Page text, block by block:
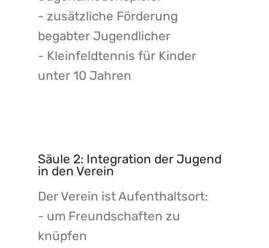
- zusätzliche Förderung
begabter Jugendlicher
- Kleinfeldtennis für Kinder
unter 10 Jahren
Säule 2: Integration der Jugend
in den Verein
Der Verein ist Aufenthaltsort:
- um Freundschaften zu
knüpfen